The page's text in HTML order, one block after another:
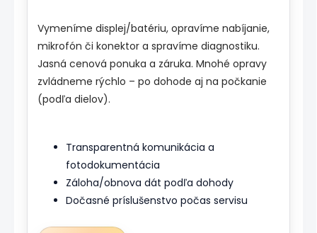
Vymeníme displej/batériu, opravíme nabíjanie,
mikrofón či konektor a spravíme diagnostiku.
Jasná cenová ponuka a záruka. Mnohé opravy
zvládneme rýchlo – po dohode aj na počkanie
(podľa dielov).
Transparentná komunikácia a
fotodokumentácia
Záloha/obnova dát podľa dohody
Dočasné príslušenstvo počas servisu